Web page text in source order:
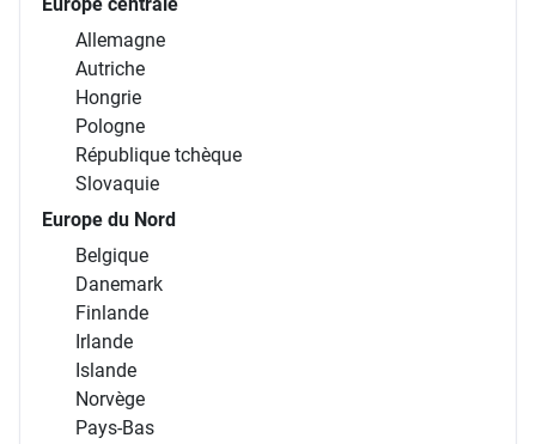
Allemagne
Autriche
Hongrie
Pologne
République tchèque
Slovaquie
Europe du Nord
Belgique
Danemark
Finlande
Irlande
Islande
Norvège
Pays-Bas